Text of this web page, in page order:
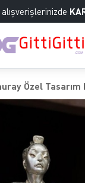
Özel Tasarım